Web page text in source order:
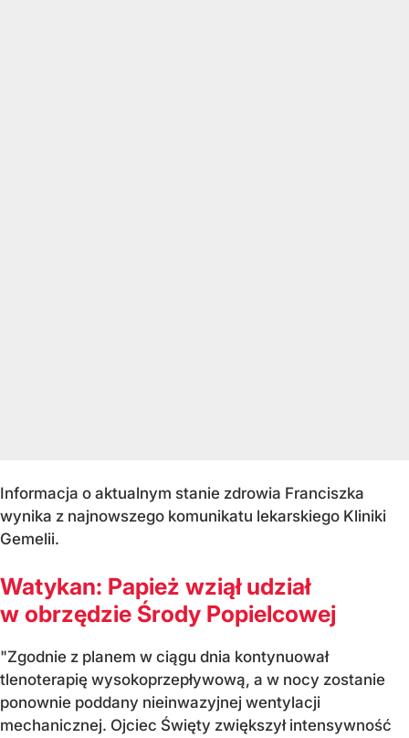
Informacja o aktualnym stanie zdrowia Franciszka
wynika z najnowszego komunikatu lekarskiego Kliniki
Gemelii.
Watykan: Papież wziął udział
w obrzędzie Środy Popielcowej
"Zgodnie z planem w ciągu dnia kontynuował
tlenoterapię wysokoprzepływową, a w nocy zostanie
ponownie poddany nieinwazyjnej wentylacji
mechanicznej. Ojciec Święty zwiększył intensywność